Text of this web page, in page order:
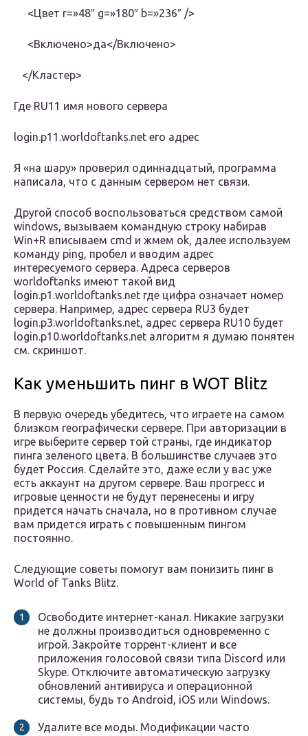
<Цвет r=»48″ g=»180″ b=»236″ />
<Включено>да</Включено>
</Кластер>
Где RU11 имя нового сервера
login.p11.worldoftanks.net его адрес
Я «на шару» проверил одиннадцатый, программа
написала, что с данным сервером нет связи.
Другой способ воспользоваться средством самой
windows, вызываем командную строку набирав
Win+R вписываем cmd и жмем ok, далее используем
команду ping, пробел и вводим адрес
интересуемого сервера. Адресa серверoв
worldoftanks имеют такой вид
login.p1.worldoftanks.net где цифра означает номер
сервера. Например, адрес сервера RU3 будет
login.p3.worldoftanks.net, адрес сервера RU10 будет
login.p10.worldoftanks.net алгоритм я думаю понятен
см. скриншот.
Как уменьшить пинг в WOT Blitz
В первую очередь убедитесь, что играете на самом
близком географически сервере. При авторизации в
игре выберите сервер той страны, где индикатор
пинга зеленого цвета. В большинстве случаев это
будет Россия. Сделайте это, даже если у вас уже
есть аккаунт на другом сервере. Ваш прогресс и
игровые ценности не будут перенесены и игру
придется начать сначала, но в противном случае
вам придется играть с повышенным пингом
постоянно.
Следующие советы помогут вам понизить пинг в
World of Tanks Blitz.
Освободите интернет-канал. Никакие загрузки
не должны производиться одновременно с
игрой. Закройте торрент-клиент и все
приложения голосовой связи типа Discord или
Skype. Отключите автоматическую загрузку
обновлений антивируса и операционной
системы, будь то Android, iOS или Windows.
Удалите все моды. Модификации часто